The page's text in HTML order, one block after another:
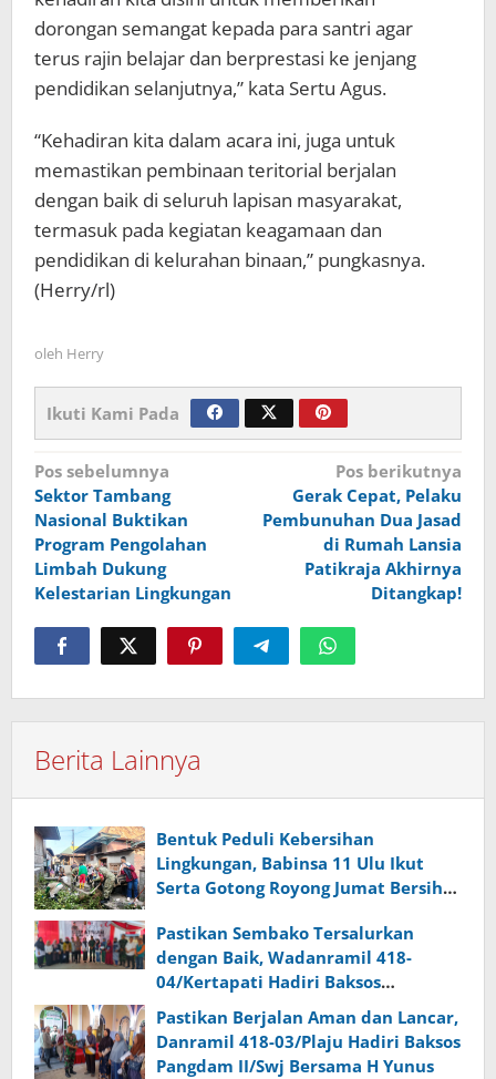
dorongan semangat kepada para santri agar
terus rajin belajar dan berprestasi ke jenjang
pendidikan selanjutnya,” kata Sertu Agus.
“Kehadiran kita dalam acara ini, juga untuk
memastikan pembinaan teritorial berjalan
dengan baik di seluruh lapisan masyarakat,
termasuk pada kegiatan keagamaan dan
pendidikan di kelurahan binaan,” pungkasnya.
(Herry/rl)
oleh Herry
Ikuti Kami Pada
Navigasi
pos
Pos sebelumnya
Sektor Tambang
Nasional Buktikan
Program Pengolahan
Limbah Dukung
Kelestarian Lingkungan
Pos berikutnya
Gerak Cepat, Pelaku
Pembunuhan Dua Jasad
di Rumah Lansia
Patikraja Akhirnya
Ditangkap!
Berita Lainnya
Bentuk Peduli Kebersihan
Lingkungan, Babinsa 11 Ulu Ikut
Serta Gotong Royong Jumat Bersih
Pastikan Sembako Tersalurkan
dengan Baik, Wadanramil 418-
04/Kertapati Hadiri Baksos
Pangdam II/Swj Bersama H Yunus
Pastikan Berjalan Aman dan Lancar,
Danramil 418-03/Plaju Hadiri Baksos
Pangdam II/Swj Bersama H Yunus